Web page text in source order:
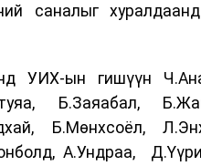
саналыг
УИХ-ын гишүүн
Б.Заяабал,
Б.Мөнхсоёл,
А.Ундраа,